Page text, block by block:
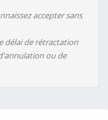
accepter sans
délai de rétractation
ou de